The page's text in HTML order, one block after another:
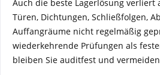
Auch die beste Lagerlösung verliert
Türen, Dichtungen, Schließfolgen,
Auffangräume nicht regelmäßig
wiederkehrende Prüfungen als
bleiben Sie auditfest und